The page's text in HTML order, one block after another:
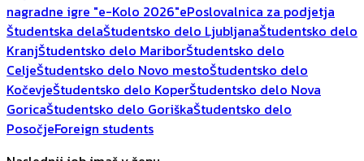
nagradne igre "e-Kolo 2026"ePoslovalnica za podjetja
Študentska delaŠtudentsko delo LjubljanaŠtudentsko delo
KranjŠtudentsko delo MariborŠtudentsko delo
CeljeŠtudentsko delo Novo mestoŠtudentsko delo
KočevjeŠtudentsko delo KoperŠtudentsko delo Nova
GoricaŠtudentsko delo GoriškaŠtudentsko delo
PosočjeForeign students